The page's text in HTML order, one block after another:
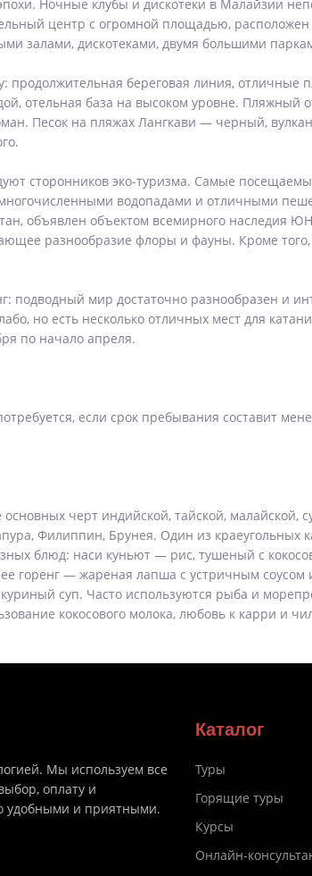
Ночные клубы и дискотеки в Малайзии
центр с огромной площадью,
залами, дискотеками, двумя большими
продолжительная береговая линия, отличные
отельная база на высоком уровне.
Песок на пляжах Лангкави — черный,
сторонников эко-туризма. Самые
водопадами и отличными
объявлен объектом всемирного наследия
разнообразие флоры и фауны. Кроме
подводный мир достаточно разнообразен и
но есть несколько отличных мест для
по начало апреля.
если срок пребывания составит
черт индийской, тайской, малайской,
Филиппин, Брунея. Один из
блюд: наси куньют — рис, тушеный с
горенг — жареная лапша с устричным
суп. Часто используются рыба и
кокосового молока, любовь к карри и
Мы используем все
оплату и
удобными и приятными.
Каталог
Туры
Горящие туры
Курсы
Онлайн-